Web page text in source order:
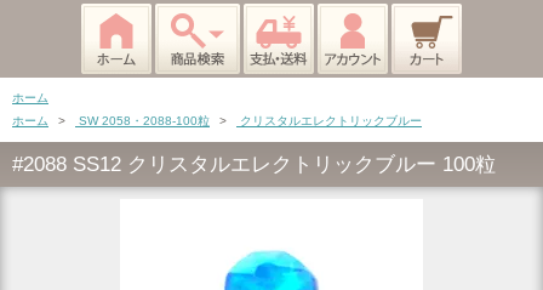
ホーム
ホーム
> SW 2058・2088-100粒 > クリスタルエレクトリックブルー
#2088 SS12 クリスタルエレクトリックブルー 100粒